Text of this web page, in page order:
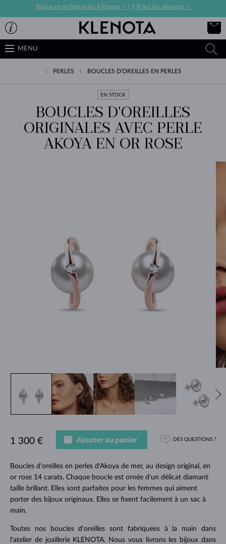
Bijoux en or faits main à Prague -> 7 % sur les alliances ->
MENU
PERLES BOUCLES D'OREILLES EN PERLES
EN STOCK
BOUCLES D'OREILLES
ORIGINALES AVEC PERLE
AKOYA EN OR ROSE
Boucles d'oreilles en perles d'Akoya de mer, au design original, en
or rose 14 carats. Chaque boucle est ornée d'un délicat diamant
taille brillant. Elles sont parfaites pour les femmes qui aiment
porter des bijoux originaux. Elles se fixent facilement à un sac à
main.
Toutes nos boucles d'oreilles sont fabriquées à la main dans
l'atelier de joaillerie KLENOTA. Nous vous livrons les bijoux dans
1 300 € Ajouter au panier DES QUESTIONS ?